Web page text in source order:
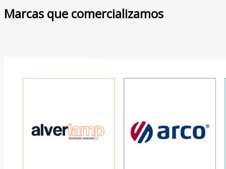
Marcas que comercializamos